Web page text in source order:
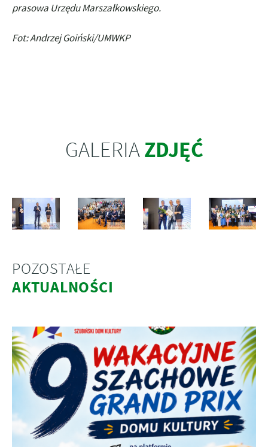
prasowa Urzędu Marszałkowskiego.
Fot: Andrzej Goiński/UMWKP
GALERIAZDJĘĆ
POZOSTAŁE
AKTUALNOŚCI